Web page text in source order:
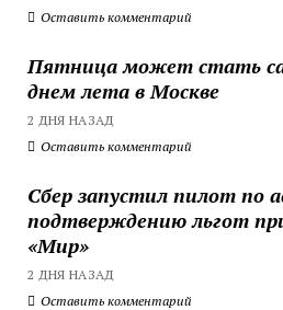
Оставить комментарий
Пятница может стать
днем лета в Москве
2 ДНЯ НАЗАД
Оставить комментарий
Сбер запустил пилот по
подтверждению льгот
«Мир»
2 ДНЯ НАЗАД
Оставить комментарий